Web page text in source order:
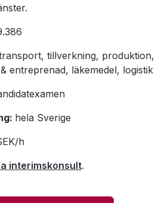
tillverkning, produktion,
entreprenad, läkemedel, logistik
hela Sverige
h
interimskonsult.